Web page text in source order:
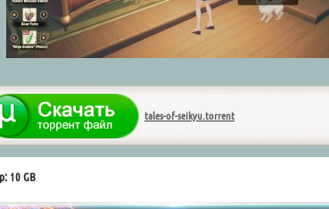
tales-of-seikyu.torrent
10 GB